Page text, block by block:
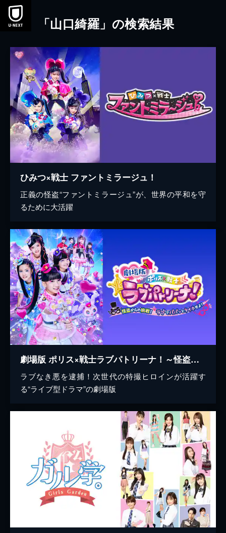
本文へスキップ
「山口綺羅」の検索結果
ひみつ×戦士 ファントミラージュ！
正義の怪盗“ファントミラージュ”が、世界の平和を守
るために大活躍
劇場版 ポリス×戦士ラブパトリーナ！～怪盗からの挑戦！ラブでパパッとタイホせよ！～
ラブなき悪を逮捕！次世代の特撮ヒロインが活躍す
る“ライブ型ドラマ”の劇場版